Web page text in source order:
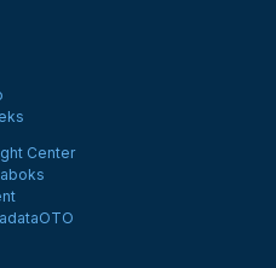
Center